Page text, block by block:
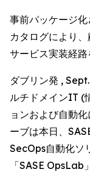
事前パッケージ
カタログにより
サービス実装経路
ダブリン発 ,
ルチドメインIT (
ョンおよび自動
ーブは本日、
SecOps自動化ソ
「SASE OpsLab